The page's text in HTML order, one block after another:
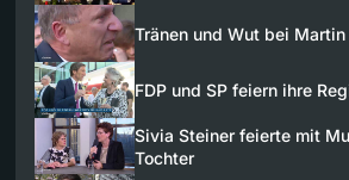
Tränen und Wut bei Martin
FDP und SP feiern ihre
Sivia Steiner feierte mit
Tochter